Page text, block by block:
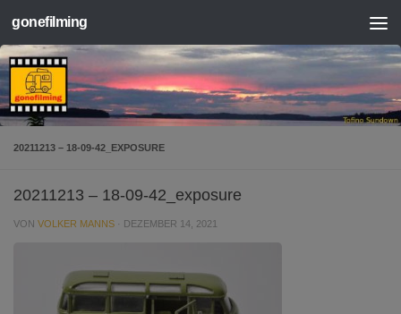
Zum Inhalt springen
gonefilming
20211213 – 18-09-42_EXPOSURE
20211213 – 18-09-42_exposure
VON VOLKER MANNS · DEZEMBER 14, 2021